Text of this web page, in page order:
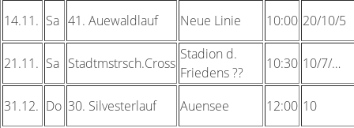
14.11. Sa 41. Auewaldlauf Neue Linie 10:00 20/10/5
21.11. Sa Stadtmstrsch.Cross
Stadion d.
Friedens ??
10:30 10/7/…
31.12. Do 30. Silvesterlauf Auensee 12:00 10